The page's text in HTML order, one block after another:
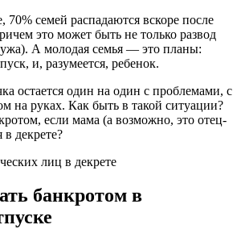
70% семей распадаются вскоре после
это может быть не только развод
А молодая семья — это планы:
и, разумеется, ребенок.
остается один на один с проблемами, с
на руках. Как быть в такой ситуации?
если мама (а возможно, это отец-
в декрете?
банкротом в